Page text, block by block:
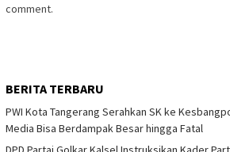
comment.
BERITA TERBARU
PWI Kota Tangerang Serahkan SK ke
Media Bisa Berdampak Besar hingga Fatal